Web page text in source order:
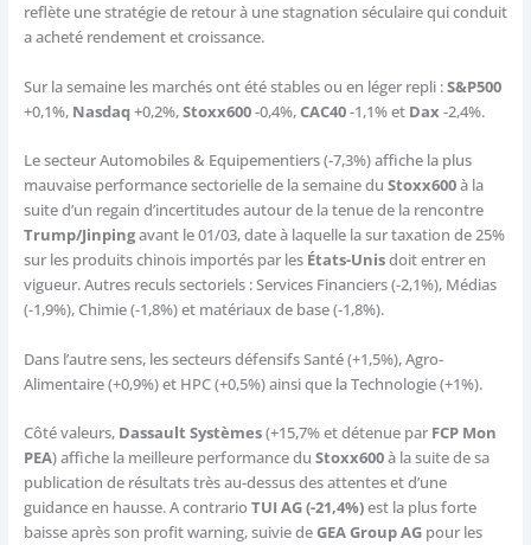
reflète une stratégie de retour à une stagnation séculaire qui conduit
a acheté rendement et croissance.
Sur la semaine les marchés ont été stables ou en léger repli :S&P500
+0,1%, Nasdaq+0,2%,Stoxx600-0,4%,CAC40-1,1% et Dax -2,4%.
Le secteur Automobiles & Equipementiers (-7,3%) affiche la plus
mauvaise performance sectorielle de la semaine du Stoxx600à la
suite d’un regain d’incertitudes autour de la tenue de la rencontre
Trump/Jinpingavant le 01/03, date à laquelle la sur taxation de 25%
sur les produits chinois importés par les États-Unisdoit entrer en
vigueur. Autres reculs sectoriels : Services Financiers (-2,1%), Médias
(-1,9%), Chimie (-1,8%) et matériaux de base (-1,8%).
Dans l’autre sens, les secteurs défensifs Santé (+1,5%), Agro-
Alimentaire (+0,9%) et HPC (+0,5%) ainsi que la Technologie (+1%).
Côté valeurs, Dassault Systèmes(+15,7% et détenue par FCP Mon
PEA) affiche la meilleure performance du Stoxx600à la suite de sa
publication de résultats très au-dessus des attentes et d’une
guidance en hausse. A contrario TUI AG (-21,4%)est la plus forte
baisse après son profit warning, suivie deGEA Group AG pour les